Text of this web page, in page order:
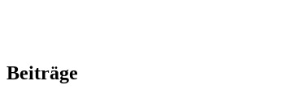
Beiträge